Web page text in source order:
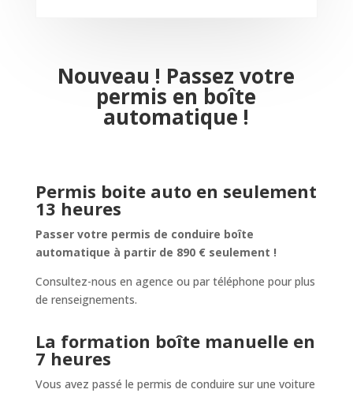
Nouveau ! Passez votre
permis en boîte
automatique !
Permis boite auto en seulement
13 heures
Passer votre permis de conduire boîte
automatique à partir de 890 € seulement !
Consultez-nous en agence ou par téléphone pour plus
de renseignements.
La formation boîte manuelle en
7 heures
Vous avez passé le permis de conduire sur une voiture